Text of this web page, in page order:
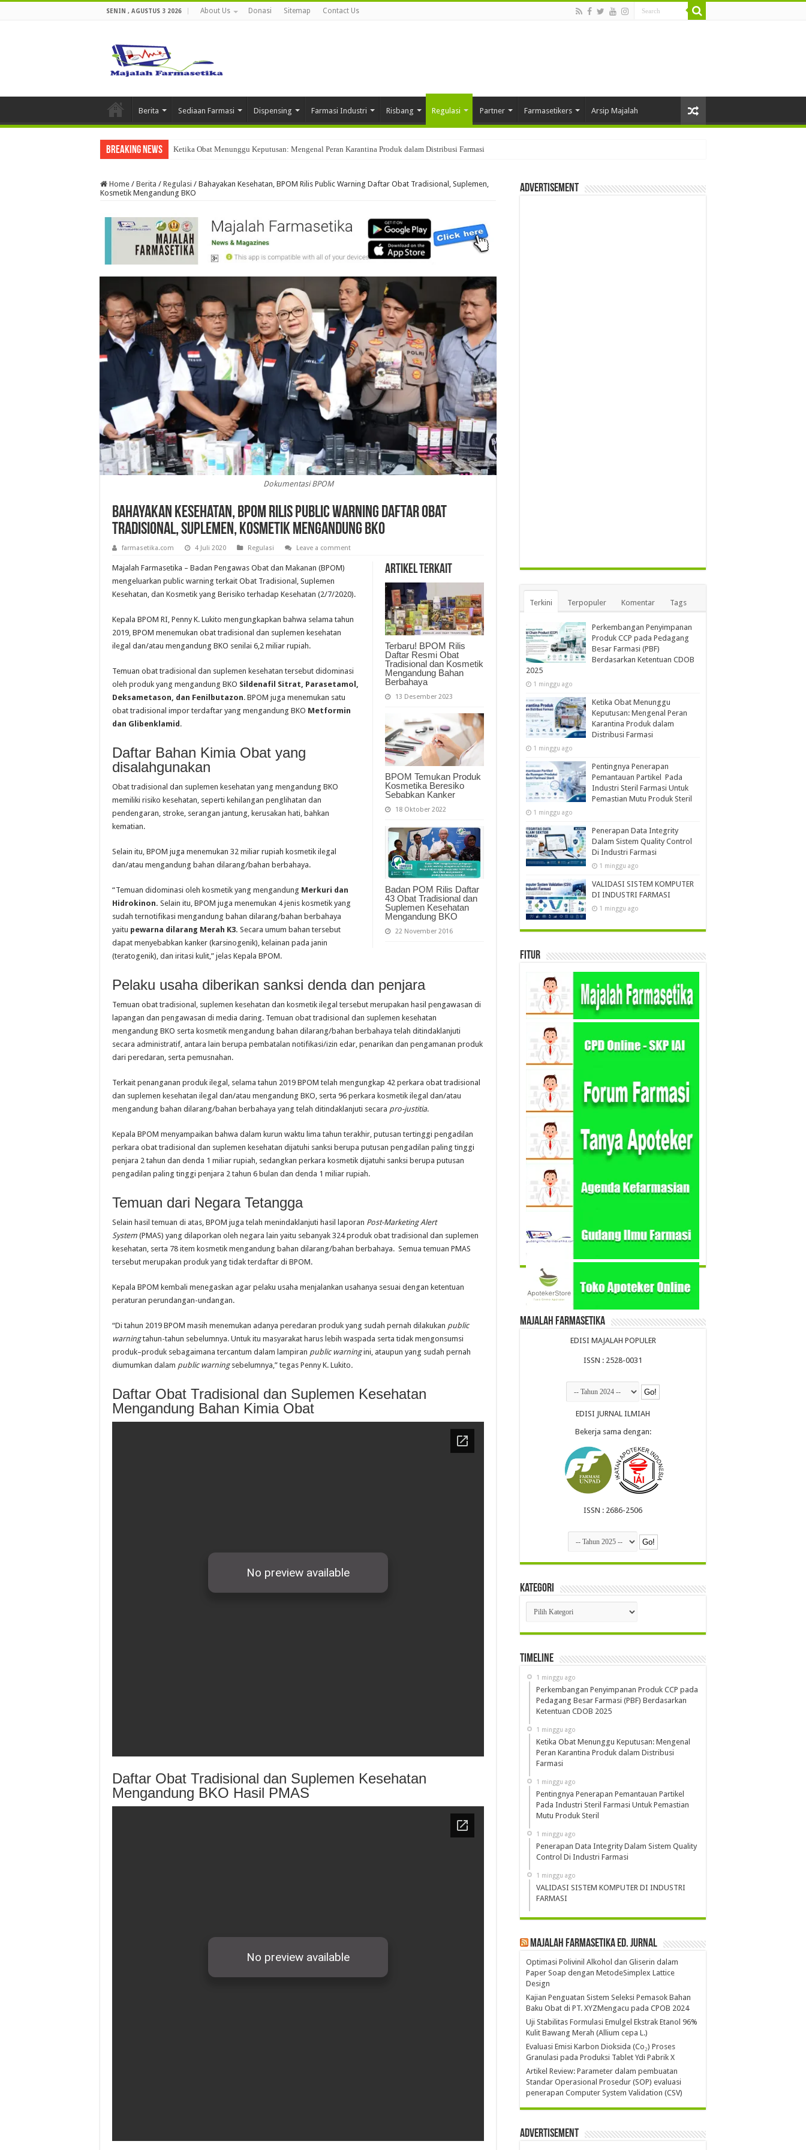
SENIN , AGUSTUS 3 2026 About Us Donasi Sitemap Contact Us
Berita Sediaan Farmasi Dispensing Farmasi Industri Risbang Regulasi Partner Farmasetikers Arsip Majalah
Breaking News Ketika Obat Menunggu Keputusan: Mengenal Peran Karantina Produk dalam Distribusi Farmasi
Home / Berita / Regulasi / Bahayakan Kesehatan, BPOM Rilis Public Warning Daftar Obat Tradisional, Suplemen,
Kosmetik Mengandung BKO
Dokumentasi BPOM
Bahayakan Kesehatan, BPOM Rilis Public Warning Daftar Obat
Tradisional, Suplemen, Kosmetik Mengandung BKO
farmasetika.com 4 Juli 2020 Regulasi Leave a comment
Artikel Terkait
Terbaru! BPOM Rilis
Daftar Resmi Obat
Tradisional dan Kosmetik
Mengandung Bahan
Berbahaya
13 Desember 2023
BPOM Temukan Produk
Kosmetika Beresiko
Sebabkan Kanker
18 Oktober 2022
Badan POM Rilis Daftar
43 Obat Tradisional dan
Suplemen Kesehatan
Mengandung BKO
22 November 2016
Majalah Farmasetika – Badan Pengawas Obat dan Makanan (BPOM)
mengeluarkan public warning terkait Obat Tradisional, Suplemen
Kesehatan, dan Kosmetik yang Berisiko terhadap Kesehatan (2/7/2020).
Kepala BPOM RI, Penny K. Lukito mengungkapkan bahwa selama tahun
2019, BPOM menemukan obat tradisional dan suplemen kesehatan
ilegal dan/atau mengandung BKO senilai 6,2 miliar rupiah.
Temuan obat tradisional dan suplemen kesehatan tersebut didominasi
oleh produk yang mengandung BKO Sildenafil Sitrat, Parasetamol,
Deksametason, dan Fenilbutazon. BPOM juga menemukan satu
obat tradisional impor terdaftar yang mengandung BKO Metformin
dan Glibenklamid .
Daftar Bahan Kimia Obat yang
disalahgunakan
Obat tradisional dan suplemen kesehatan yang mengandung BKO
memiliki risiko kesehatan, seperti kehilangan penglihatan dan
pendengaran, stroke, serangan jantung, kerusakan hati, bahkan
kematian.
Selain itu, BPOM juga menemukan 32 miliar rupiah kosmetik ilegal
dan/atau mengandung bahan dilarang/bahan berbahaya.
“Temuan didominasi oleh kosmetik yang mengandung Merkuri dan
Hidrokinon. Selain itu, BPOM juga menemukan 4 jenis kosmetik yang
sudah ternotifikasi mengandung bahan dilarang/bahan berbahaya
yaitu pewarna dilarang Merah K3. Secara umum bahan tersebut
dapat menyebabkan kanker (karsinogenik), kelainan pada janin
(teratogenik), dan iritasi kulit,” jelas Kepala BPOM.
Pelaku usaha diberikan sanksi denda dan penjara
Temuan obat tradisional, suplemen kesehatan dan kosmetik ilegal tersebut merupakan hasil pengawasan di
lapangan dan pengawasan di media daring. Temuan obat tradisional dan suplemen kesehatan
mengandung BKO serta kosmetik mengandung bahan dilarang/bahan berbahaya telah ditindaklanjuti
secara administratif, antara lain berupa pembatalan notifikasi/izin edar, penarikan dan pengamanan produk
dari peredaran, serta pemusnahan.
Terkait penanganan produk ilegal, selama tahun 2019 BPOM telah mengungkap 42 perkara obat tradisional
dan suplemen kesehatan ilegal dan/atau mengandung BKO, serta 96 perkara kosmetik ilegal dan/atau
mengandung bahan dilarang/bahan berbahaya yang telah ditindaklanjuti secara pro-justitia.
Kepala BPOM menyampaikan bahwa dalam kurun waktu lima tahun terakhir, putusan tertinggi pengadilan
perkara obat tradisional dan suplemen kesehatan dijatuhi sanksi berupa putusan pengadilan paling tinggi
penjara 2 tahun dan denda 1 miliar rupiah, sedangkan perkara kosmetik dijatuhi sanksi berupa putusan
pengadilan paling tinggi penjara 2 tahun 6 bulan dan denda 1 miliar rupiah.
Temuan dari Negara Tetangga
Selain hasil temuan di atas, BPOM juga telah menindaklanjuti hasil laporan Post-Marketing Alert
System (PMAS) yang dilaporkan oleh negara lain yaitu sebanyak 324 produk obat tradisional dan suplemen
kesehatan, serta 78 item kosmetik mengandung bahan dilarang/bahan berbahaya. Semua temuan PMAS
tersebut merupakan produk yang tidak terdaftar di BPOM.
Kepala BPOM kembali menegaskan agar pelaku usaha menjalankan usahanya sesuai dengan ketentuan
peraturan perundangan-undangan.
“Di tahun 2019 BPOM masih menemukan adanya peredaran produk yang sudah pernah dilakukan public
warningtahun-tahun sebelumnya. Untuk itu masyarakat harus lebih waspada serta tidak mengonsumsi
produk–produk sebagaimana tercantum dalam lampiran public warningini, ataupun yang sudah pernah
diumumkan dalam public warning sebelumnya,” tegas Penny K. Lukito.
Daftar Obat Tradisional dan Suplemen Kesehatan
Mengandung Bahan Kimia Obat
Daftar Obat Tradisional dan Suplemen Kesehatan
Mengandung BKO Hasil PMAS
Advertisement
Terkini Terpopuler Komentar Tags
Perkembangan Penyimpanan
Produk CCP pada Pedagang
Besar Farmasi (PBF)
Berdasarkan Ketentuan CDOB
2025
1 minggu ago
Ketika Obat Menunggu
Keputusan: Mengenal Peran
Karantina Produk dalam
Distribusi Farmasi
1 minggu ago
Pentingnya Penerapan
Pemantauan Partikel Pada
Industri Steril Farmasi Untuk
Pemastian Mutu Produk Steril
1 minggu ago
Penerapan Data Integrity
Dalam Sistem Quality Control
Di Industri Farmasi
1 minggu ago
VALIDASI SISTEM KOMPUTER
DI INDUSTRI FARMASI
1 minggu ago
Fitur
Majalah Farmasetika
EDISI MAJALAH POPULER
ISSN : 2528-0031
EDISI JURNAL ILMIAH
Bekerja sama dengan:
ISSN : 2686-2506
Kategori
Kategori
Timeline
1 minggu ago
Perkembangan Penyimpanan Produk CCP pada
Pedagang Besar Farmasi (PBF) Berdasarkan
Ketentuan CDOB 2025
1 minggu ago
Ketika Obat Menunggu Keputusan: Mengenal
Peran Karantina Produk dalam Distribusi
Farmasi
1 minggu ago
Pentingnya Penerapan Pemantauan Partikel
Pada Industri Steril Farmasi Untuk Pemastian
Mutu Produk Steril
1 minggu ago
Penerapan Data Integrity Dalam Sistem Quality
Control Di Industri Farmasi
1 minggu ago
VALIDASI SISTEM KOMPUTER DI INDUSTRI
FARMASI
Majalah Farmasetika Ed. Jurnal
Optimasi Polivinil Alkohol dan Gliserin dalam
Paper Soap dengan MetodeSimplex Lattice
Design
Kajian Penguatan Sistem Seleksi Pemasok Bahan
Baku Obat di PT. XYZMengacu pada CPOB 2024
Uji Stabilitas Formulasi Emulgel Ekstrak Etanol 96%
Kulit Bawang Merah (Allium cepa L.)
Evaluasi Emisi Karbon Dioksida (Co₂) Proses
Granulasi pada Produksi Tablet Ydi Pabrik X
Artikel Review: Parameter dalam pembuatan
Standar Operasional Prosedur (SOP) evaluasi
penerapan Computer System Validation (CSV)
Advertisement